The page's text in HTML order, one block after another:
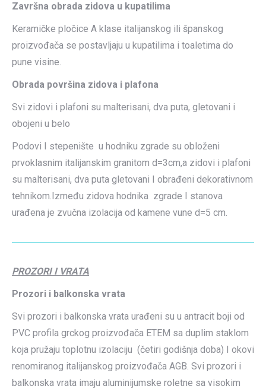
Završna obrada zidova u kupatilima
Keramičke pločice A klase italijanskog ili španskog
proizvođača se postavljaju u kupatilima i toaletima do
pune visine.
Obrada površina zidova i plafona
Svi zidovi i plafoni su malterisani, dva puta, gletovani i
obojeni u belo
Podovi I stepenište u hodniku zgrade su obloženi
prvoklasnim italijanskim granitom d=3cm,a zidovi i plafoni
su malterisani, dva puta gletovani I obrađeni dekorativnom
tehnikom.Između zidova hodnika zgrade I stanova
urađena je zvučna izolacija od kamene vune d=5 cm.
PROZORI I VRATA
Prozori i balkonska vrata
Svi prozori i balkonska vrata urađeni su u antracit boji od
PVC profila grckog proizvođača ETEM sa duplim staklom
koja pružaju toplotnu izolaciju (četiri godišnja doba) I okovi
renomiranog italijanskog proizvođača AGB. Svi prozori i
balkonska vrata imaju aluminijumske roletne sa visokim